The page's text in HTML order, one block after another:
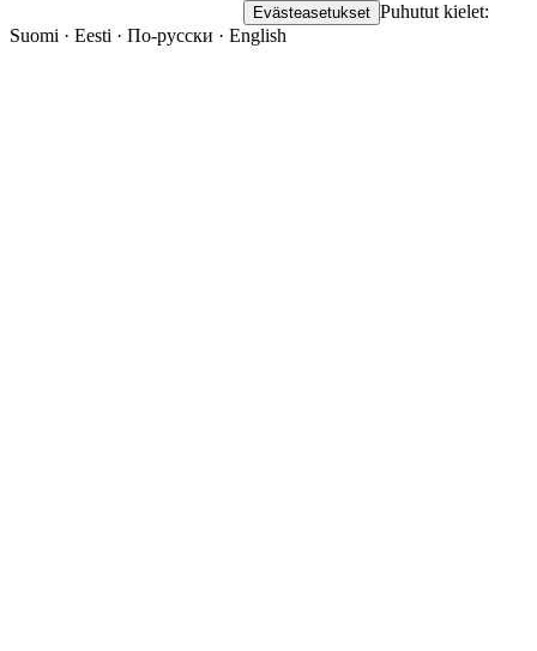
Evästeasetukset Puhutut kielet:
Suomi · Eesti · По-русски · English